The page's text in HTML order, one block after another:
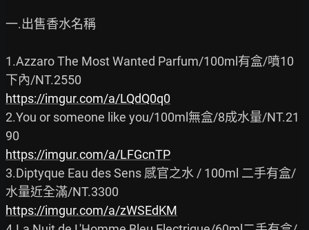
一.出售香水名稱
1.Azzaro The Most Wanted Parfum/100ml有盒/噴10
https://imgur.com/a/LQdQ0q0
2.You or someone like you/100ml無盒/8成水量/NT.21
https://imgur.com/a/LFGcnTP
3.Diptyque Eau des Sens 感官之水 / 100ml 二手有盒/
https://imgur.com/a/zWSEdKM